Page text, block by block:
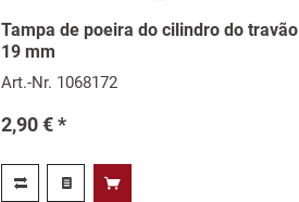
Tampa de poeira do cilindro do travão
19 mm
Art.-Nr. 1068172
2,90 € *